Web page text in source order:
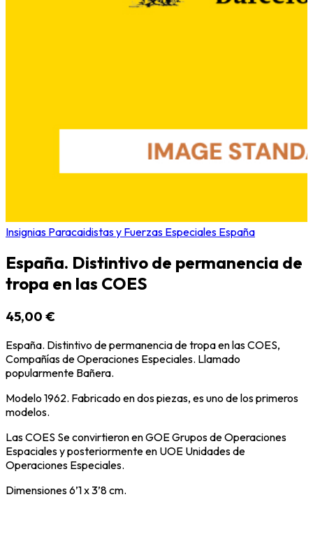
Insignias Paracaidistas y Fuerzas Especiales España
España. Distintivo de permanencia de
tropa en las COES
45,00 €
España. Distintivo de permanencia de tropa en las COES,
Compañías de Operaciones Especiales. Llamado
popularmente Bañera.
Modelo 1962. Fabricado en dos piezas, es uno de los primeros
modelos.
Las COES Se convirtieron en GOE Grupos de Operaciones
Espaciales y posteriormente en UOE Unidades de
Operaciones Especiales.
Dimensiones 6’1 x 3’8 cm.